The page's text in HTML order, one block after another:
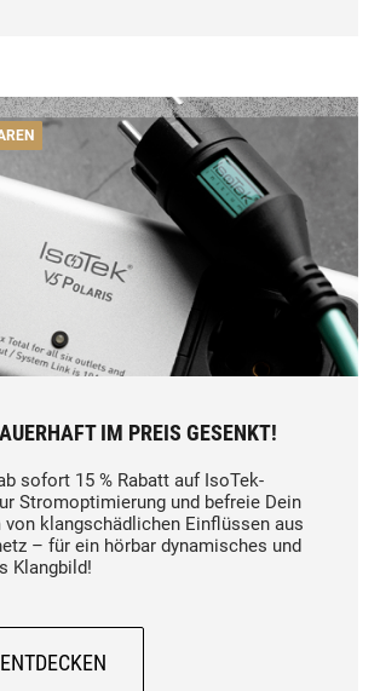
IM PREIS GESENKT!
sofort 15 % Rabatt auf IsoTek-
Stromoptimierung und befreie Dein
von klangschädlichen Einflüssen aus
– für ein hörbar dynamisches und
Klangbild!